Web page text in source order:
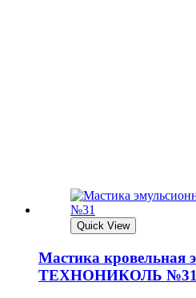
Quick View
Мастика кровельная
ТЕХНОНИКОЛЬ №31